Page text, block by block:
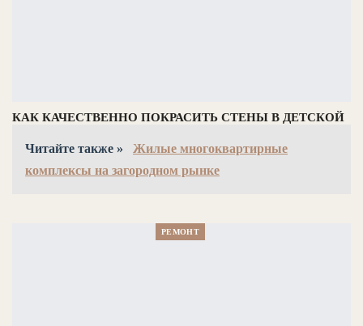
КАК КАЧЕСТВЕННО ПОКРАСИТЬ СТЕНЫ В ДЕТСКОЙ
Читайте также »
Жилые многоквартирные
комплексы на загородном рынке
РЕМОНТ